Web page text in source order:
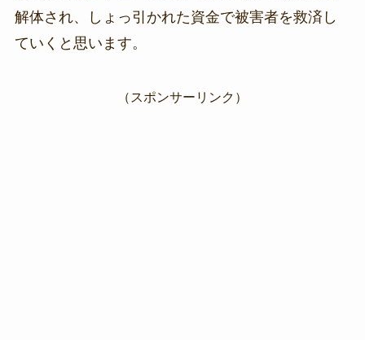
解体され、しょっ引かれた資金で被害者を救済し
ていくと思います。
（スポンサーリンク）